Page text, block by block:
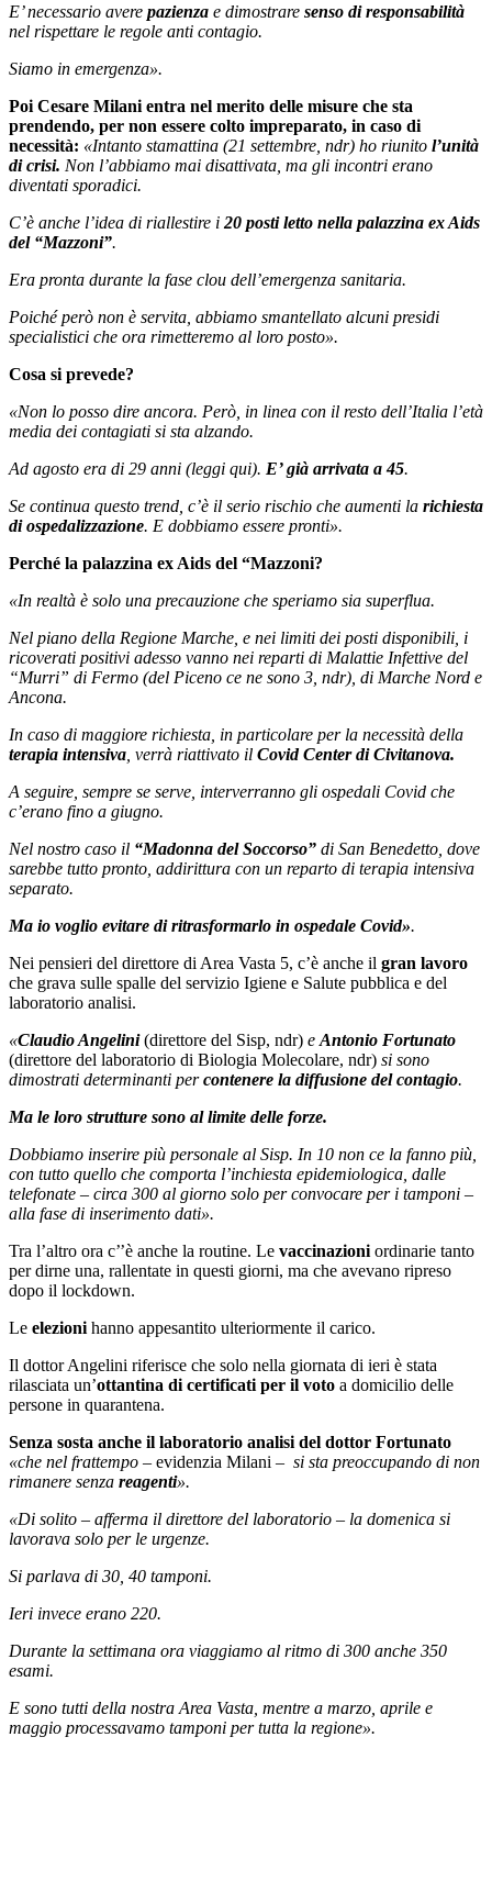
E’ necessario avere pazienza e dimostrare senso di responsabilità
nel rispettare le regole anti contagio.
Siamo in emergenza».
Poi Cesare Milani entra nel merito delle misure che sta
prendendo, per non essere colto impreparato, in caso di
necessità: «Intanto stamattina (21 settembre, ndr) ho riunito l’unità
di crisi. Non l’abbiamo mai disattivata, ma gli incontri erano
diventati sporadici.
C’è anche l’idea di riallestire i 20 posti letto nella palazzina ex Aids
del “Mazzoni”.
Era pronta durante la fase clou dell’emergenza sanitaria.
Poiché però non è servita, abbiamo smantellato alcuni presidi
specialistici che ora rimetteremo al loro posto».
Cosa si prevede?
«Non lo posso dire ancora. Però, in linea con il resto dell’Italia l’età
media dei contagiati si sta alzando.
Ad agosto era di 29 anni (leggi qui). E’ già arrivata a 45.
Se continua questo trend, c’è il serio rischio che aumenti la richiesta
di ospedalizzazione. E dobbiamo essere pronti».
Perché la palazzina ex Aids del “Mazzoni?
«In realtà è solo una precauzione che speriamo sia superflua.
Nel piano della Regione Marche, e nei limiti dei posti disponibili, i
ricoverati positivi adesso vanno nei reparti di Malattie Infettive del
“Murri” di Fermo (del Piceno ce ne sono 3, ndr), di Marche Nord e
Ancona.
In caso di maggiore richiesta, in particolare per la necessità della
terapia intensiva , verrà riattivato il Covid Center di Civitanova.
A seguire, sempre se serve, interverranno gli ospedali Covid che
c’erano fino a giugno.
Nel nostro caso il “Madonna del Soccorso” di San Benedetto, dove
sarebbe tutto pronto, addirittura con un reparto di terapia intensiva
separato.
Ma io voglio evitare di ritrasformarlo in ospedale Covid».
Nei pensieri del direttore di Area Vasta 5, c’è anche il gran lavoro
che grava sulle spalle del servizio Igiene e Salute pubblica e del
laboratorio analisi.
«Claudio Angelini(direttore del Sisp, ndr) e Antonio Fortunato
(direttore del laboratorio di Biologia Molecolare, ndr) si sono
dimostrati determinanti percontenere la diffusione del contagio.
Ma le loro strutture sono al limite delle forze.
Dobbiamo inserire più personale al Sisp. In 10 non ce la fanno più,
con tutto quello che comporta l’inchiesta epidemiologica, dalle
telefonate – circa 300 al giorno solo per convocare per i tamponi –
alla fase di inserimento dati».
Tra l’altro ora c’’è anche la routine. Le vaccinazioni ordinarie tanto
per dirne una, rallentate in questi giorni, ma che avevano ripreso
dopo il lockdown.
Le elezioni hanno appesantito ulteriormente il carico.
Il dottor Angelini riferisce che solo nella giornata di ieri è stata
rilasciata un’ottantina di certificati per il voto a domicilio delle
persone in quarantena.
Senza sosta anche il laboratorio analisi del dottor Fortunato
«che nel frattempo – evidenzia Milani – si sta preoccupando di non
rimanere senza reagenti».
«Di solito – afferma il direttore del laboratorio – la domenica si
lavorava solo per le urgenze.
Si parlava di 30, 40 tamponi.
Ieri invece erano 220.
Durante la settimana ora viaggiamo al ritmo di 300 anche 350
esami.
E sono tutti della nostra Area Vasta, mentre a marzo, aprile e
maggio processavamo tamponi per tutta la regione».